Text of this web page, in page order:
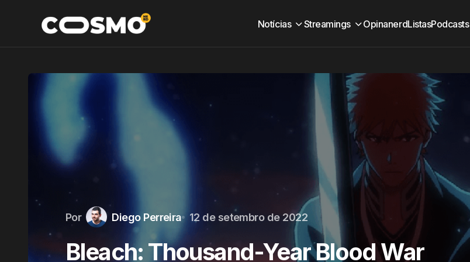
Notícias Streamings OpinanerdListasPodcasts
Por Diego Perreira 12 de setembro de 2022
Bleach: Thousand-Year Blood War